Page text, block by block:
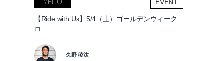
EVENT
【Ride with Us】5/4（土）ゴールデンウィーク
ロ…
久野 稜汰